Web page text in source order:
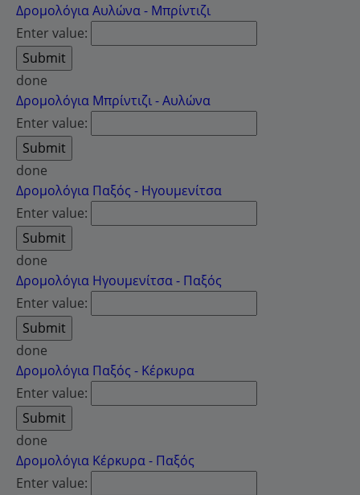
Δρομολόγια Αυλώνα - Μπρίντιζι
Enter value:
done
Δρομολόγια Μπρίντιζι - Αυλώνα
Enter value:
done
Δρομολόγια Παξός - Ηγουμενίτσα
Enter value:
done
Δρομολόγια Ηγουμενίτσα - Παξός
Enter value:
done
Δρομολόγια Παξός - Κέρκυρα
Enter value:
done
Δρομολόγια Κέρκυρα - Παξός
Enter value: